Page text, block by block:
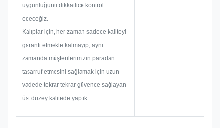
uygunluğunu dikkatlice kontrol
edeceğiz.
Kalıplar için, her zaman sadece kaliteyi
garanti etmekle kalmayıp, aynı
zamanda müşterilerimizin paradan
tasarruf etmesini sağlamak için uzun
vadede tekrar tekrar güvence sağlayan
üst düzey kalitede yaptık.